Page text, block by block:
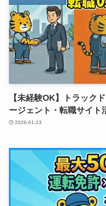
【未経験OK】トラック
ージェント・転職サイト
2026-01-23